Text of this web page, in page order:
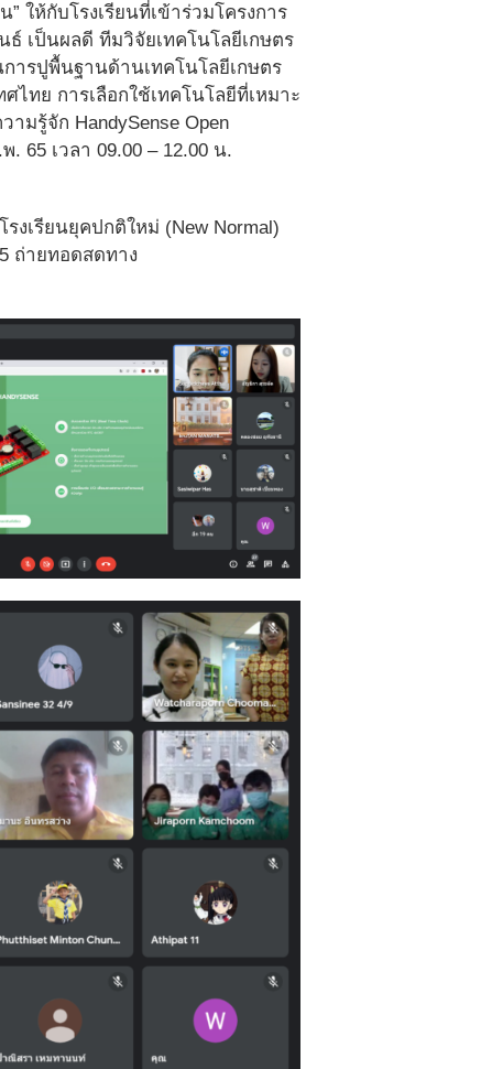
ให้กับโรงเรียนที่เข้าร่วมโครงการ
ธ์ เป็นผลดี ทีมวิจัยเทคโนโลยีเกษตร
ารปูพื้นฐานด้านเทคโนโลยีเกษตร
ไทย การเลือกใช้เทคโนโลยีที่เหมาะ
มรู้จัก HandySense Open
65 เวลา 09.00 – 12.00 น.
งเรียนยุคปกติใหม่ (New Normal)
ถ่ายทอดสดทาง